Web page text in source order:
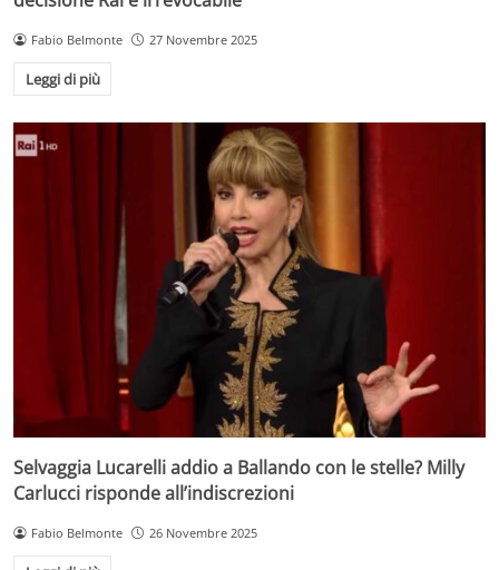
Fabio Belmonte 27 Novembre 2025
Leggi di più
Selvaggia Lucarelli addio a Ballando con le stelle? Milly
Carlucci risponde all’indiscrezioni
Fabio Belmonte 26 Novembre 2025